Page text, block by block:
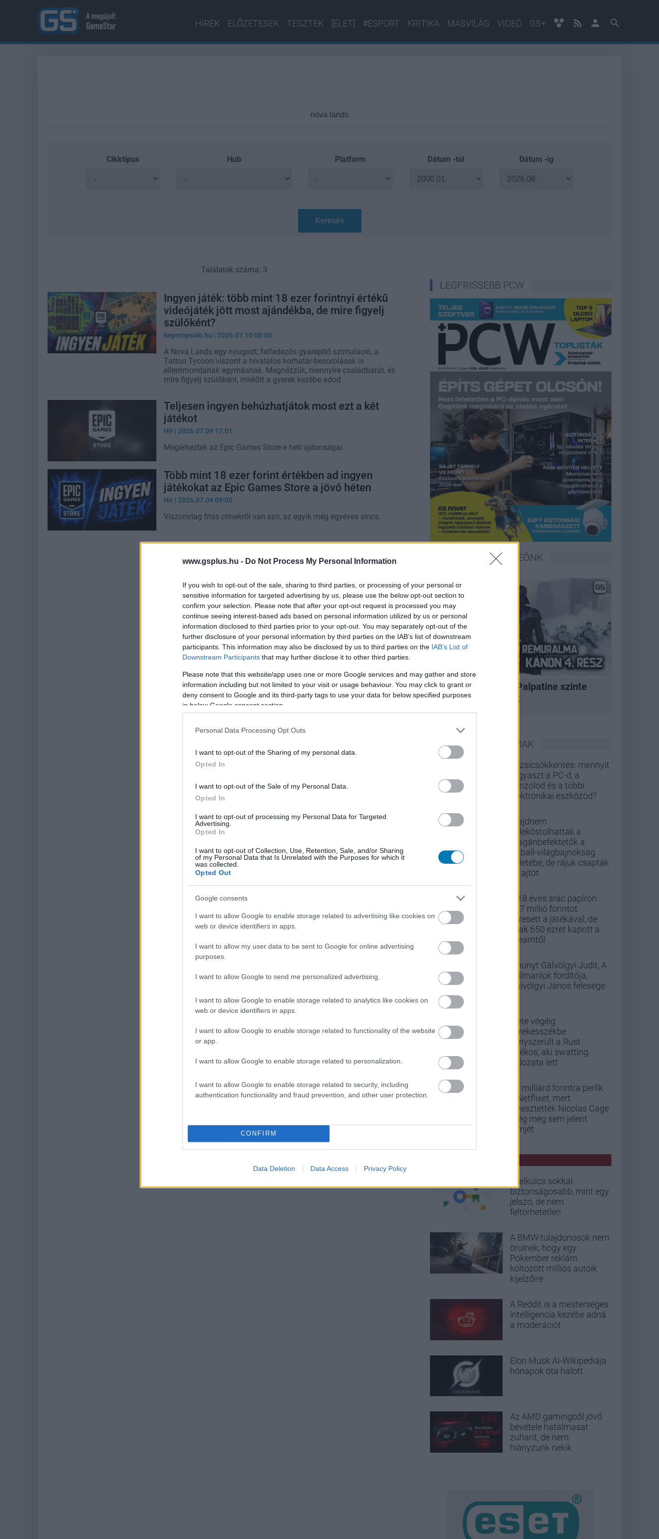
www.gsplus.hu - Do Not Process My Personal Information
If you wish to opt-out of the sale, sharing to third parties, or processing of your personal or
sensitive information for targeted advertising by us, please use the below opt-out section to
confirm your selection. Please note that after your opt-out request is processed you may
continue seeing interest-based ads based on personal information utilized by us or personal
information disclosed to third parties prior to your opt-out. You may separately opt-out of the
further disclosure of your personal information by third parties on the IAB’s list of downstream
participants. This information may also be disclosed by us to third parties on the IAB’s List of
Downstream Participants that may further disclose it to other third parties.
Please note that this website/app uses one or more Google services and may gather and store
information including but not limited to your visit or usage behaviour. You may click to grant or
deny consent to Google and its third-party tags to use your data for below specified purposes
in below Google consent section.
Personal Data Processing Opt Outs
I want to opt-out of the Sharing of my personal data.
Opted In
I want to opt-out of the Sale of my Personal Data.
Opted In
I want to opt-out of processing my Personal Data for Targeted
Advertising.
Opted In
I want to opt-out of Collection, Use, Retention, Sale, and/or Sharing
of my Personal Data that Is Unrelated with the Purposes for which it
was collected.
Opted Out
Google consents
I want to allow Google to enable storage related to advertising like cookies on
web or device identifiers in apps.
I want to allow my user data to be sent to Google for online advertising
purposes.
I want to allow Google to send me personalized advertising.
I want to allow Google to enable storage related to analytics like cookies on
web or device identifiers in apps.
I want to allow Google to enable storage related to functionality of the website
or app.
I want to allow Google to enable storage related to personalization.
I want to allow Google to enable storage related to security, including
authentication functionality and fraud prevention, and other user protection.
CONFIRM
Data Deletion Data Access Privacy Policy
HÍREK ELŐZETESEK TESZTEK [ÉLET] #ESPORT KRITIKA MÁSVILÁG VIDEÓ GS+
Cikktípus Hub Platform Dátum -tól Dátum -ig
Keresés
Találatok száma: 3
Ingyen játék: több mint 18 ezer forintnyi értékű
videójáték jött most ajándékba, de mire figyelj
szülőként?
kepernyoido.hu | 2026.07.10 08:00
A Nova Lands egy nyugodt, felfedezős gyárépítő szimuláció, a
Tattoo Tycoon viszont a hivatalos korhatár-besorolások is
ellentmondanak egymásnak. Megnézzük, mennyire családbarát, és
mire figyelj szülőként, mielőtt a gyerek kezébe adod.
Teljesen ingyen behúzhatjátok most ezt a két
játékot
Hír | 2026.07.09 17:01
Megérkeztek az Epic Games Store e heti újdonságai.
Több mint 18 ezer forint értékben ad ingyen
játékokat az Epic Games Store a jövő héten
Hír | 2026.07.04 09:00
Viszonylag friss címekről van szó, az egyik még egyéves sincs.
LEGFRISSEBB PCW
LEGFRISSEBB VIDEÓNK
A korszak, amikor Palpatine szinte
bármit megtehetett
LEGOLVASOTTABBAK
Rezsicsökkentés: mennyit
fogyaszt a PC-d, a
konzolod és a többi
elektronikai eszközöd?
Majdnem
belekóstolhattak a
magánbefektetők a
futball-világbajnokság
üzletébe, de rájuk csapták
az ajtót
A 18 éves srác papíron
437 millió forintot
keresett a játékával, de
csak 650 ezret kapott a
Steamtől
Elhunyt Gálvölgyi Judit, A
szilmarilok fordítója,
Gálvölgyi János felesége
Élete végéig
kerekesszékbe
kényszerült a Rust
játékos, aki swatting
áldozata lett
33 milliárd forintra perlik
a Netflixet, mert
elvesztették Nicolas Cage
még meg sem jelent
filmjét
A jelkulcs sokkal
biztonságosabb, mint egy
jelszó, de nem
feltörhetetlen
A BMW-tulajdonosok nem
örülnek, hogy egy
Pókember reklám
költözött milliós autóik
kijelzőire
A Reddit is a mesterséges
intelligencia kezébe adná
a moderációt
Elon Musk AI-Wikipediája
hónapok óta halott
Az AMD gamingből jövő
bevétele hatalmasat
zuhant, de nem
hiányzunk nekik